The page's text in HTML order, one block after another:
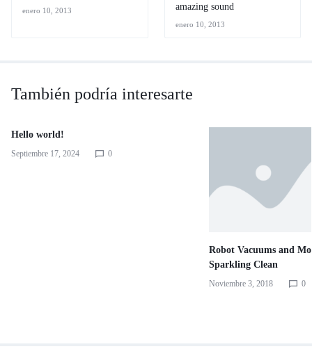
enero 10, 2013
amazing sound
enero 10, 2013
También podría interesarte
Hello world!
Septiembre 17, 2024 0
Robot Vacuums and
Sparkling Clean
Noviembre 3, 2018 0